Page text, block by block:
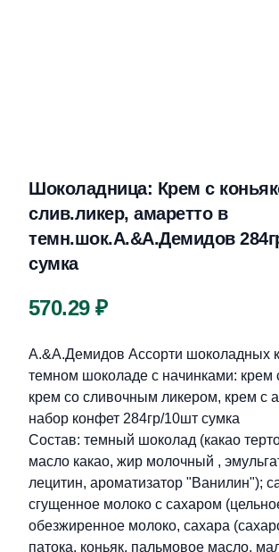
Шоколадница: Крем с
слив.ликер, амаретто в
темн.шок.А.&А.Демидов
сумка
570.29 ₽
Описание
А.&А.Демидов Ассорти шоколадных
темном шоколаде с начинками: крем
крем со сливочным ликером, крем с
набор конфет 284гр/10шт сумка
Состав: темный шоколад (какао
масло какао, жир молочный ,
лецитин, ароматизатор "Ванилин");
сгущенное молоко с сахаром
обезжиренное молоко, сахара
патока, коньяк, пальмовое масло,